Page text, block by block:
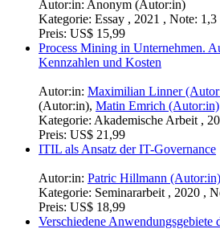
aktualisieren?
Die Betriebssysteme von Microsoft
Autor:in:Anonym (Autor:in)
Preis:US$ 15,99
Process Mining in Unternehmen.
Kennzahlen und Kosten
(Autor:in),Matin Emrich (Autor:in)
Kategorie: Akademische Arbeit ,
Preis: US$ 21,99
ITIL als Ansatz der IT-Governance